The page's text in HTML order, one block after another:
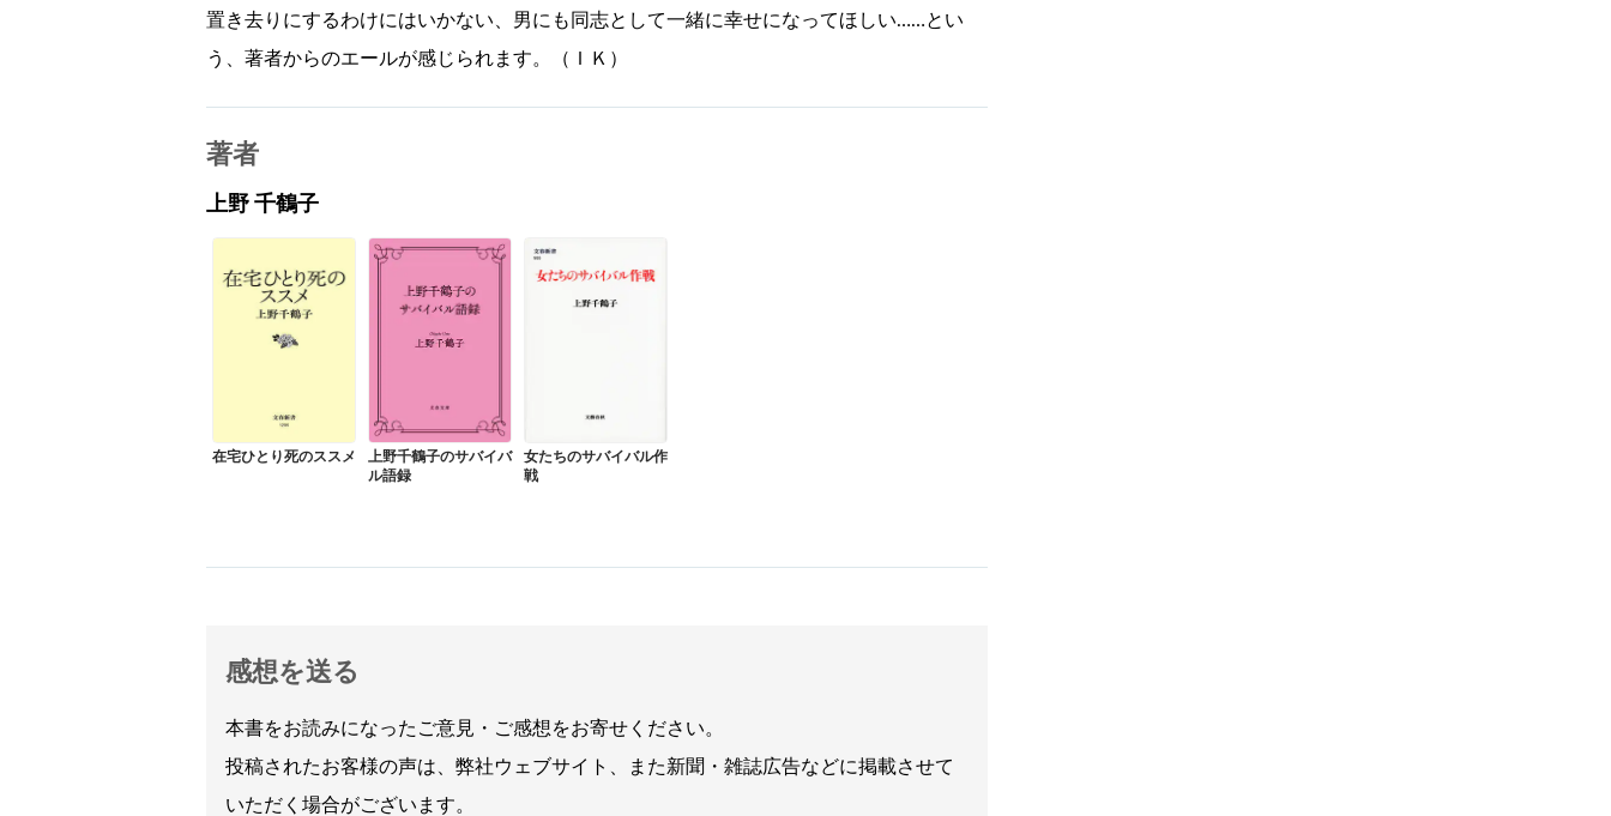
置き去りにするわけにはいかない、男にも同志として一緒に幸せになってほしい……とい
う、著者からのエールが感じられます。（ＩＫ）
著者
上野 千鶴子
在宅ひとり死のススメ
上野千鶴子のサバイバ
ル語録
女たちのサバイバル作
戦
感想を送る
本書をお読みになったご意見・ご感想をお寄せください。
投稿されたお客様の声は、弊社ウェブサイト、また新聞・雑誌広告などに掲載させて
いただく場合がございます。